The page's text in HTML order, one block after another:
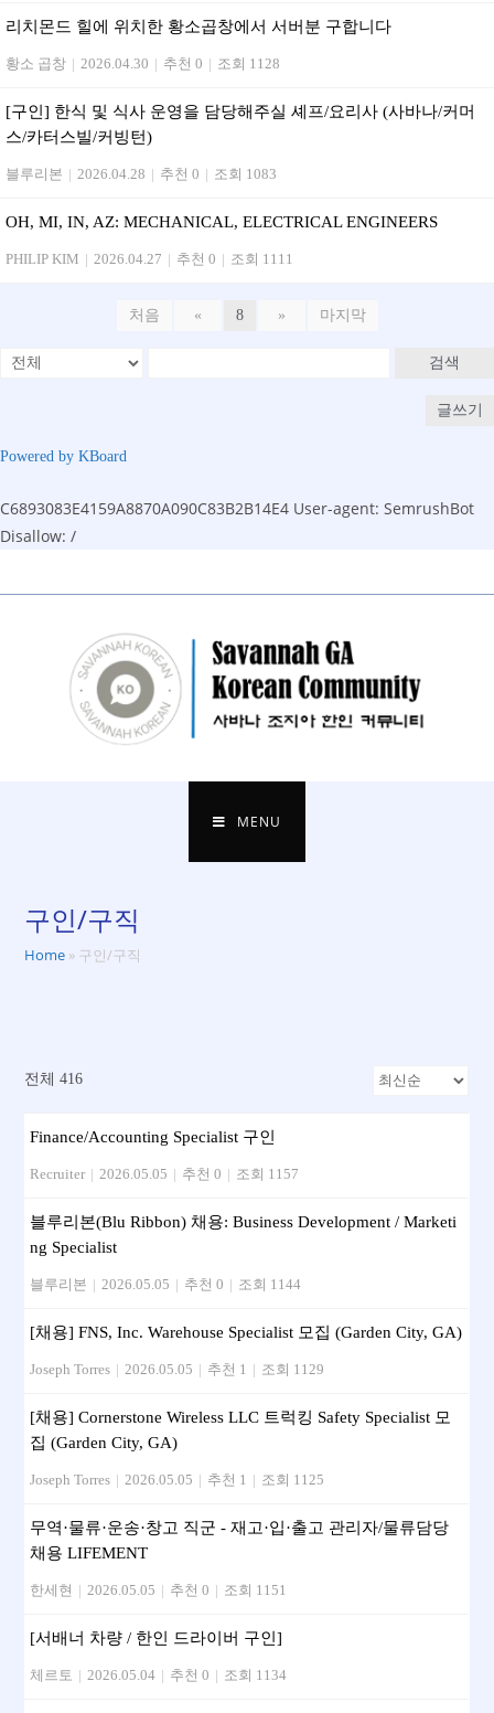
리치몬드 힐에 위치한 황소곱창에서 서버분 구합니다
황소 곱창 | 2026.04.30 | 추천 0 | 조회 1128
[구인] 한식 및 식사 운영을 담당해주실 셰프/요리사 (사바나/커머
스/카터스빌/커빙턴)
블루리본 | 2026.04.28 | 추천 0 | 조회 1083
OH, MI, IN, AZ: MECHANICAL, ELECTRICAL ENGINEERS
PHILIP KIM | 2026.04.27 | 추천 0 | 조회 1111
처음 « 8 » 마지막
검색
글쓰기
Powered by KBoard
C6893083E4159A8870A090C83B2B14E4 User-agent: SemrushBot
Disallow: /
to
MENU
구인/구직
Home » 구인/구직
전체 416
Finance/Accounting Specialist 구인
Recruiter | 2026.05.05 | 추천 0 | 조회 1157
블루리본(Blu Ribbon) 채용: Business Development / Marketi
ng Specialist
블루리본 | 2026.05.05 | 추천 0 | 조회 1144
[채용] FNS, Inc. Warehouse Specialist 모집 (Garden City, GA)
Joseph Torres | 2026.05.05 | 추천 1 | 조회 1129
[채용] Cornerstone Wireless LLC 트럭킹 Safety Specialist 모
집 (Garden City, GA)
Joseph Torres | 2026.05.05 | 추천 1 | 조회 1125
무역·물류·운송·창고 직군 - 재고·입·출고 관리자/물류담당
채용 LIFEMENT
한세현 | 2026.05.05 | 추천 0 | 조회 1151
[서배너 차량 / 한인 드라이버 구인]
체르토 | 2026.05.04 | 추천 0 | 조회 1134